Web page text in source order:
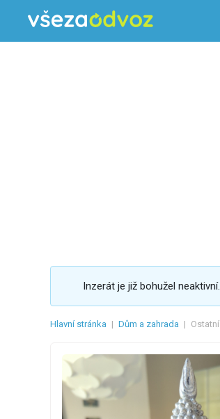
Inzerát je již bohužel neaktivní.
Hlavní stránka | Dům a zahrada | Ostatní